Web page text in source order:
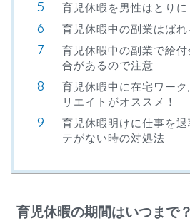
育児休暇を男性はとりに
育児休暇中の副業はば
育児休暇中の副業で給
合があるので注意
育児休暇中に在宅ワー
リエイトがオススメ！
育児休暇明けに仕事を
テがない時の対処法
育児休暇の期間はいつまで？